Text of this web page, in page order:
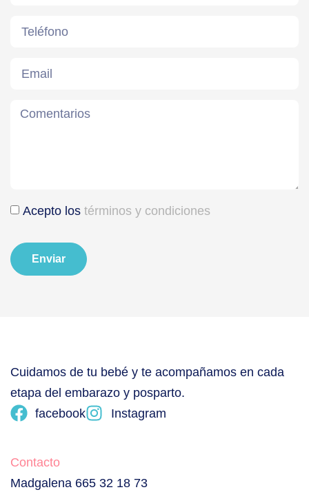
Acepto los términos y condiciones
Enviar
Cuidamos de tu bebé y te acompañamos en cada
etapa del embarazo y posparto.
facebook
Instagram
Contacto
Madgalena 665 32 18 73